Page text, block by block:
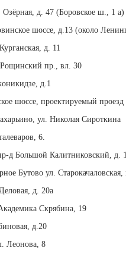
Озёрная, д. 47 (Боровское ш., 1 а)
шоссе, д.13 (около
д. 11
пр., вл. 30
д.1
шоссе, проектируемый
ул. Николая Сироткина
6.
д Большой Калитниковский, д.
Бутово ул. Старокачаловская,
д. 20а
Скрябина, 19
д.20
Леонова, 8